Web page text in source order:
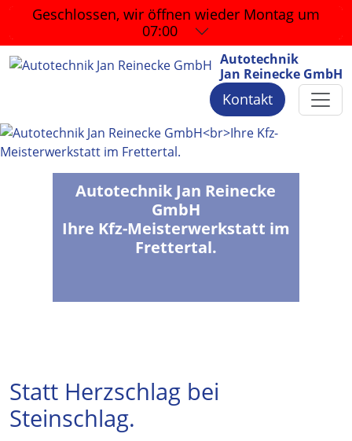
Geschlossen, wir öffnen wieder Montag um
07:00
Autotechnik
Jan Reinecke GmbH
Kontakt
Autotechnik Jan Reinecke
GmbH
Ihre Kfz-Meisterwerkstatt im
Frettertal.
Statt Herzschlag bei
Steinschlag.